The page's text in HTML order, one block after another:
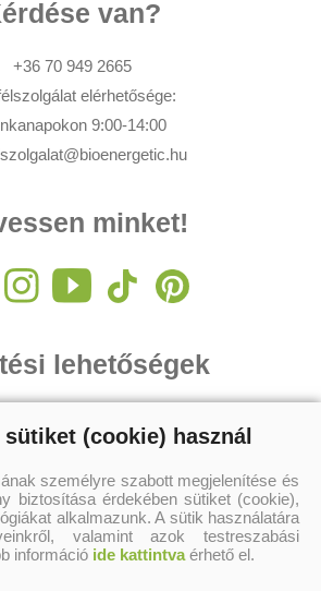
van?
+36 70 949 2665
elérhetősége:
9:00-14:00
minket!
lehetőségek
(cookie) használ
személyre szabott megjelenítése és
biztosítása érdekében sütiket (cookie),
alkalmazunk. A sütik használatára
valamint azok testreszabási
információ ide kattintvaérhető el.